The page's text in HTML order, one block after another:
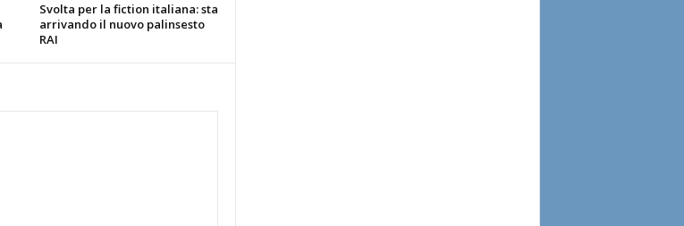
Svolta per la fiction italiana: sta
arrivando il nuovo palinsesto
RAI